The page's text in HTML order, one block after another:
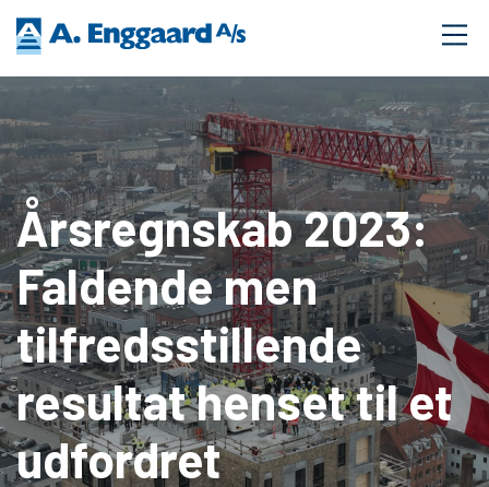
Årsregnskab 2023:
Faldende men
tilfredsstillende
resultat henset til et
udfordret